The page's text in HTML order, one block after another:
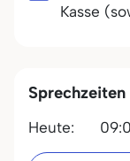
Kasse
Sprechzeiten
Heute: